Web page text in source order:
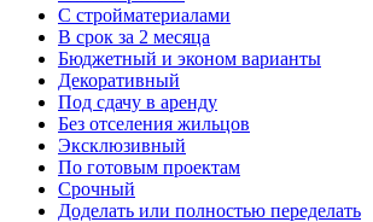
С стройматериалами
В срок за 2 месяца
Бюджетный и эконом варианты
Декоративный
Под сдачу в аренду
Без отселения жильцов
Эксклюзивный
По готовым проектам
Срочный
Доделать или полностью переделать